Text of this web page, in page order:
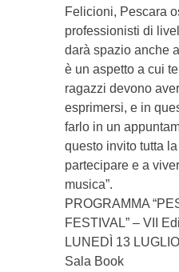
Felicioni, Pescara
professionisti di
darà spazio anche
è un aspetto a cui
ragazzi devono
esprimersi, e in
farlo in un
questo invito tutta
partecipare e a
musica”.
PROGRAMMA
FESTIVAL” – VII
LUNEDÌ 13 LUGLIO
Sala Book